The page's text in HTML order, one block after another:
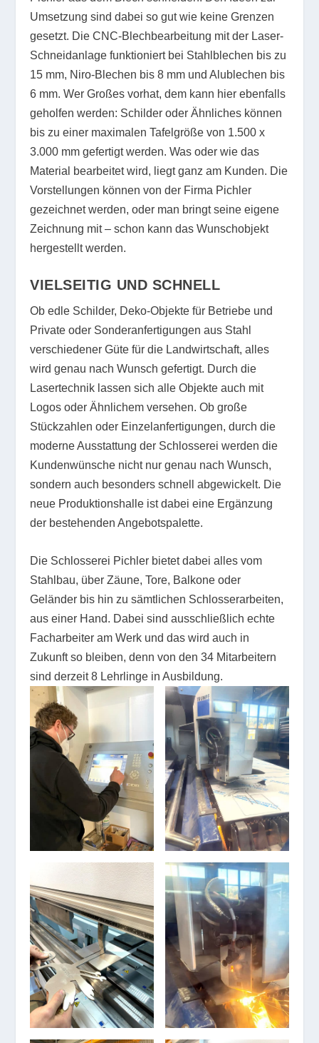
Umsetzung sind dabei so gut wie keine Grenzen
gesetzt. Die CNC-Blechbearbeitung mit der Laser-
Schneidanlage funktioniert bei Stahlblechen bis zu
15 mm, Niro-Blechen bis 8 mm und Alublechen bis
6 mm. Wer Großes vorhat, dem kann hier ebenfalls
geholfen werden: Schilder oder Ähnliches können
bis zu einer maximalen Tafelgröße von 1.500 x
3.000 mm gefertigt werden. Was oder wie das
Material bearbeitet wird, liegt ganz am Kunden. Die
Vorstellungen können von der Firma Pichler
gezeichnet werden, oder man bringt seine eigene
Zeichnung mit – schon kann das Wunschobjekt
hergestellt werden.
VIELSEITIG UND SCHNELL
Ob edle Schilder, Deko-Objekte für Betriebe und
Private oder Sonderanfertigungen aus Stahl
verschiedener Güte für die Landwirtschaft, alles
wird genau nach Wunsch gefertigt. Durch die
Lasertechnik lassen sich alle Objekte auch mit
Logos oder Ähnlichem versehen. Ob große
Stückzahlen oder Einzelanfertigungen, durch die
moderne Ausstattung der Schlosserei werden die
Kundenwünsche nicht nur genau nach Wunsch,
sondern auch besonders schnell abgewickelt. Die
neue Produktionshalle ist dabei eine Ergänzung
der bestehenden Angebotspalette.
Die Schlosserei Pichler bietet dabei alles vom
Stahlbau, über Zäune, Tore, Balkone oder
Geländer bis hin zu sämtlichen Schlosserarbeiten,
aus einer Hand. Dabei sind ausschließlich echte
Facharbeiter am Werk und das wird auch in
Zukunft so bleiben, denn von den 34 Mitarbeitern
sind derzeit 8 Lehrlinge in Ausbildung.